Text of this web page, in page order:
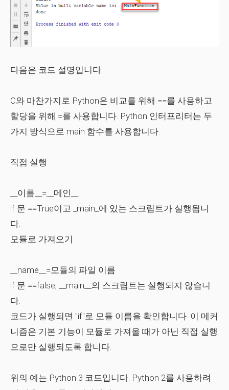
다음은 코드 설명입니다.
C와 마찬가지로 Python은 비교를 위해 ==를 사용하고
할당을 위해 =를 사용합니다. Python 인터프리터는 두
가지 방식으로 main 함수를 사용합니다.
직접 실행:
__이름__=__메인__
if 문 ==True이고 _main_에 있는 스크립트가 실행됩니
다.
모듈로 가져오기
__name__=모듈의 파일 이름
if 문 ==false, __main__의 스크립트는 실행되지 않습니
다.
코드가 실행되면 "if"로 모듈 이름을 확인합니다. 이 메커
니즘은 기본 기능이 모듈로 가져올 때가 아닌 직접 실행
으로만 실행되도록 합니다.
위의 예는 Python 3 코드입니다. Python 2를 사용하려